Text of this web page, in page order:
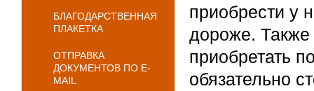
БЛАГОДАРСТВЕННАЯ
ПЛАКЕТКА
ОТПРАВКА
ДОКУМЕНТОВ ПО E-
MAIL
приобрести у
дороже. Также
приобретать
обязательно